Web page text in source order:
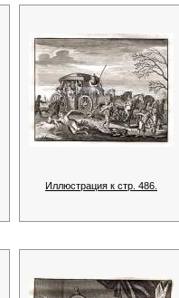
Иллюстрация к стр. 486.